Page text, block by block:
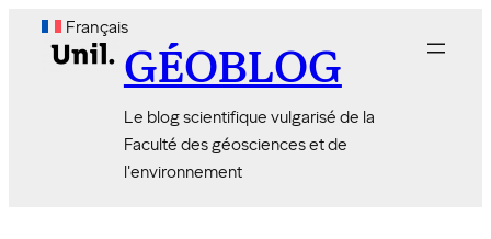
Français
GÉOBLOG
Le blog scientifique vulgarisé de la
Faculté des géosciences et de
l'environnement